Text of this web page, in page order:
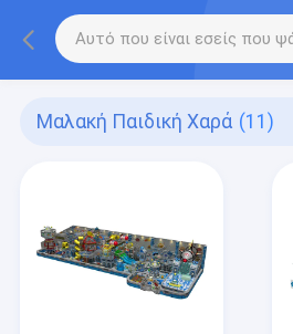
Μαλακή Παιδική Χαρά (11)